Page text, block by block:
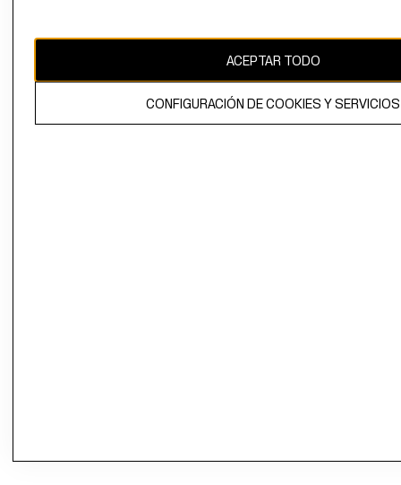
propiedad de H&M Hennes & Mauritz AB.ACEPTAR TODO
CONFIGURACIÓN DE COOKIES Y SERVICIOS